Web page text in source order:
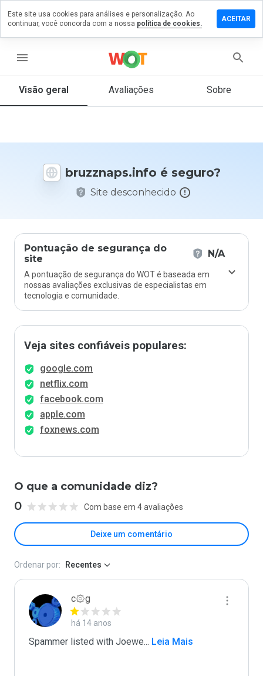
menu
Visão geral Avaliações Sobre
bruzznaps.info é seguro?
Site desconhecido
Pontuação de segurança do
site
N/A
A pontuação de segurança do WOT é baseada em
nossas avaliações exclusivas de especialistas em
tecnologia e comunidade.
Veja sites confiáveis populares:
google.com
netflix.com
facebook.com
apple.com
foxnews.com
O que a comunidade diz?
0 Com base em 4 avaliações
Deixe um comentário
um
em
De 1
nota
Ordenar por: Recentes
c۞g
há 14 anos
Spammer listed with Joewe... Leia Mais
Este site usa cookies para análises e personalização. Ao
continuar, você concorda com a nossa política de cookies.
ACEITAR